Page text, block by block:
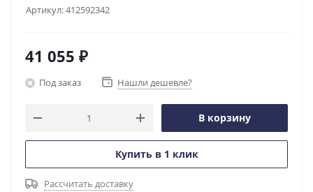
Артикул:412592342
41 055 ₽
Под заказ Нашли дешевле?
В корзину
Купить в 1 клик
Рассчитать доставку